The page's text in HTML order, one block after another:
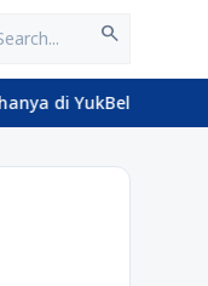
search
Mulai